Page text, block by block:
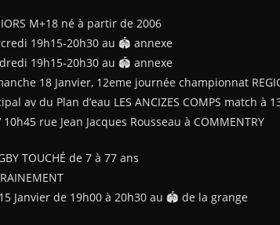
M+18 né à partir de 2006
19h15-20h30 au 🏟 annexe
19h15-20h30 au 🏟 annexe
18 Janvier, 12eme journée championnat
av du Plan d’eau LES ANCIZES COMPS match à
10h45 rue Jean Jacques Rousseau à COMMENTRY
TOUCHÉ de 7 à 77 ans
Janvier de 19h00 à 20h30 au 🏟 de la grange